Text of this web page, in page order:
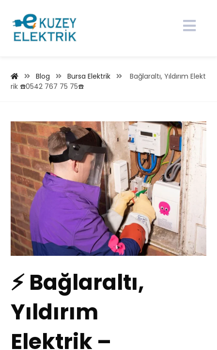
Blog Bursa Elektrik
Bağlaraltı, Yıldırım Elekt
rik ☎️0542 767 75 75☎️
⚡ Bağlaraltı,
Yıldırım
Elektrik –